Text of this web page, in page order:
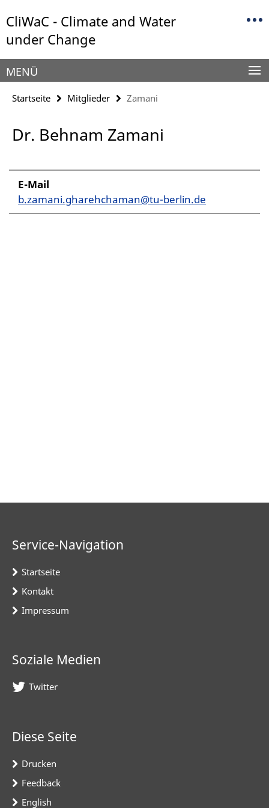
direkt
zu
CliWaC - Climate and Water
under Change
Service-
Navigation
MENÜ
Startseite Mitglieder Zamani
Dr. Behnam Zamani
E-Mail
b.zamani.gharehchaman@tu-berlin.de
Service-Navigation
Startseite
Kontakt
Impressum
Soziale Medien
Twitter
Diese Seite
Drucken
Feedback
English